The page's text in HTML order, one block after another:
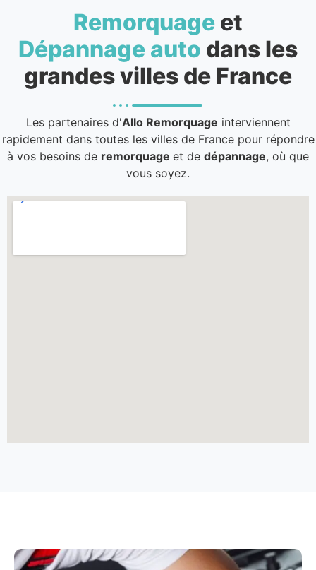
Remorquage et
Dépannage auto dans les
grandes villes de France
Les partenaires d'Allo Remorquage interviennent
rapidement dans toutes les villes de France pour répondre
à vos besoins de remorquage et de dépannage, où que
vous soyez.